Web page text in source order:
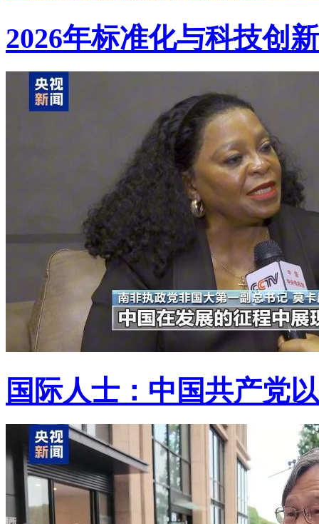
2026年标准化与科技创
国际人士：中国共产党